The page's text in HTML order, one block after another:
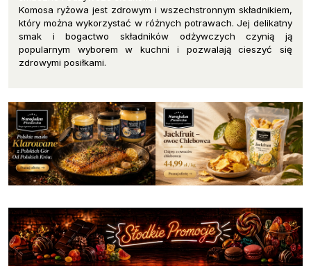
Komosa ryżowa jest zdrowym i wszechstronnym składnikiem,
który można wykorzystać w różnych potrawach. Jej delikatny
smak i bogactwo składników odżywczych czynią ją
popularnym wyborem w kuchni i pozwalają cieszyć się
zdrowymi posiłkami.